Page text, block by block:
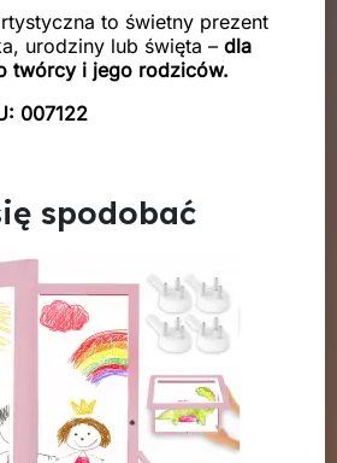
to świetny prezent
urodziny lub święta – dla
twórcy i jego rodziców.
007122
spodobać